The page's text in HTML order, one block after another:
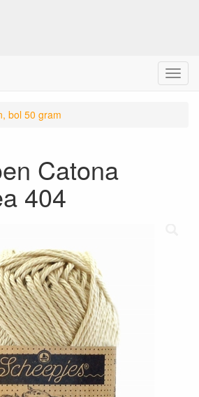
Menu
bol 50 gram
Catona
404